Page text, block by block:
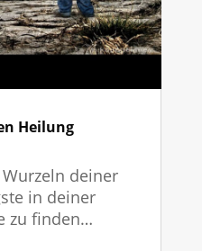
Heilung
deiner
in deiner
zu finden…